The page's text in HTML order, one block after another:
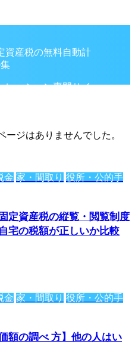
資産税の無料自動計
レーション専門サイ
ジはありませんでした。
金 家・間取り 役所・公的手
定資産税の縦覧・閲覧制度
宅の税額が正しいか比較
金 家・間取り 役所・公的手
額の調べ 方】他の人はい